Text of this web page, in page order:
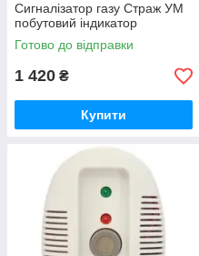
Сигналізатор газу Страж УМ
побутовий індикатор
Готово до відправки
1 420 ₴
Купити